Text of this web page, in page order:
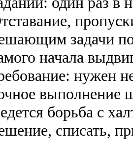
задачи
начала
нужен
выполнение
борьба с
списать,